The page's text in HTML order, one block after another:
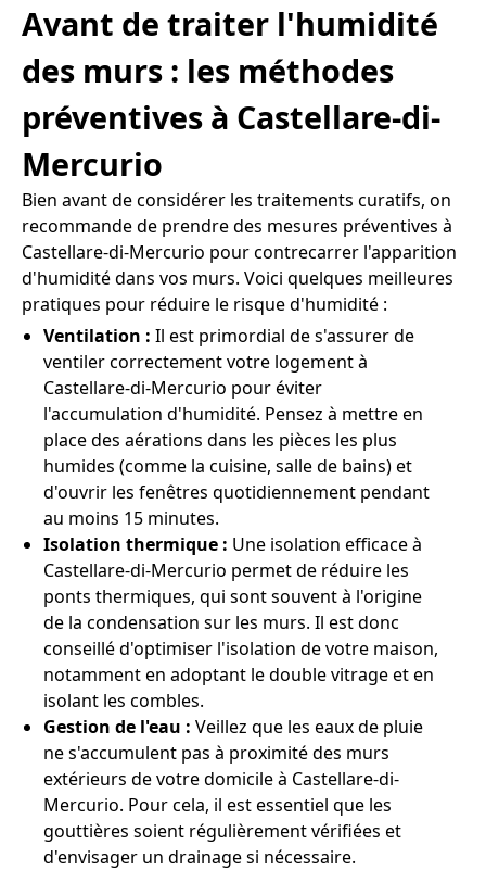
Avant de traiter l'humidité
des murs : les méthodes
préventives à Castellare-di-
Mercurio
Bien avant de considérer les traitements curatifs, on
recommande de prendre des mesures préventives à
Castellare-di-Mercurio pour contrecarrer l'apparition
d'humidité dans vos murs. Voici quelques meilleures
pratiques pour réduire le risque d'humidité :
Ventilation : Il est primordial de s'assurer de
ventiler correctement votre logement à
Castellare-di-Mercurio pour éviter
l'accumulation d'humidité. Pensez à mettre en
place des aérations dans les pièces les plus
humides (comme la cuisine, salle de bains) et
d'ouvrir les fenêtres quotidiennement pendant
au moins 15 minutes.
Isolation thermique : Une isolation efficace à
Castellare-di-Mercurio permet de réduire les
ponts thermiques, qui sont souvent à l'origine
de la condensation sur les murs. Il est donc
conseillé d'optimiser l'isolation de votre maison,
notamment en adoptant le double vitrage et en
isolant les combles.
Gestion de l'eau : Veillez que les eaux de pluie
ne s'accumulent pas à proximité des murs
extérieurs de votre domicile à Castellare-di-
Mercurio. Pour cela, il est essentiel que les
gouttières soient régulièrement vérifiées et
d'envisager un drainage si nécessaire.